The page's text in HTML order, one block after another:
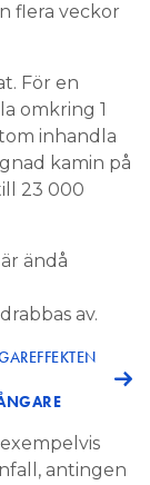
flera veckor
För en
omkring 1
inhandla
kamin på
23 000
ändå
av.
antingen